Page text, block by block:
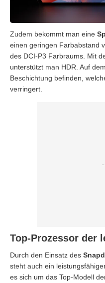
Zudem bekommt man eine
einen geringen Farbabstand
des DCI-P3 Farbraums. Mit
unterstützt man HDR. Auf
Beschichtung befinden,
verringert.
Top-Prozessor der
Durch den Einsatz des
steht auch ein
es sich um das Top-Modell